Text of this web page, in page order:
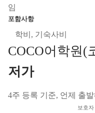
임
포함사항
학비, 기숙사비
COCO어학원(
저가
4주 등록 기준, 언제 출
보호